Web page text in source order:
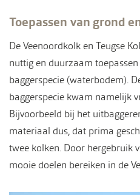
Toepassen van grond
De Veenoordkolk en Teugse
nuttig en duurzaam
baggerspecie (waterbodem).
baggerspecie kwam namelijk
Bijvoorbeeld bij het
materiaal dus, dat prima
twee kolken. Door hergebruik
mooie doelen bereiken in de